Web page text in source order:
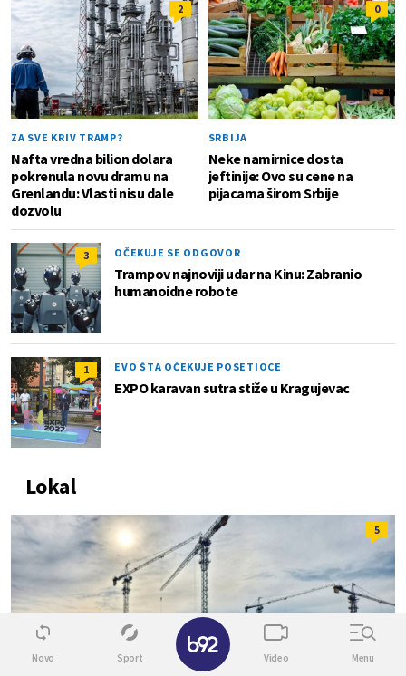
2
ZA SVE KRIV TRAMP?
Nafta vredna bilion dolara
pokrenula novu dramu na
Grenlandu: Vlasti nisu dale
dozvolu
0
SRBIJA
Neke namirnice dosta
jeftinije: Ovo su cene na
pijacama širom Srbije
3 OČEKUJE SE ODGOVOR
Trampov najnoviji udar na Kinu: Zabranio
humanoidne robote
1 EVO ŠTA OČEKUJE POSETIOCE
EXPO karavan sutra stiže u Kragujevac
Lokal
5
Novo Sport Video Menu
✕